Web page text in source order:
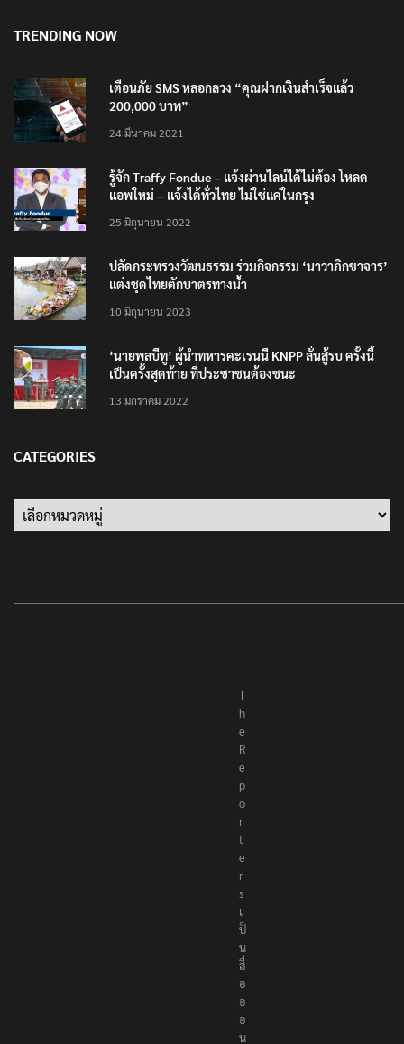
TRENDING NOW
เตือนภัย SMS หลอกลวง “คุณฝากเงินสำเร็จแล้ว
200,000 บาท”
24 มีนาคม 2021
รู้จัก Traffy Fondue – แจ้งผ่านไลน์ได้ไม่ต้อง โหลด
แอพใหม่ – แจ้งได้ทั่วไทย ไม่ใช่แค่ในกรุง
25 มิถุนายน 2022
ปลัดกระทรวงวัฒนธรรม ร่วมกิจกรรม ‘นาวาภิกขาจาร’
แต่งชุดไทยตักบาตรทางน้ำ
10 มิถุนายน 2023
‘นายพลบีทู’ ผู้นำทหารคะเรนนี KNPP ลั่นสู้รบ ครั้งนี้
เป็นครั้งสุดท้าย ที่ประชาชนต้องชนะ
13 มกราคม 2022
CATEGORIES
T
h
e
R
e
p
o
r
t
e
r
s
เ
ป็
น
สื่
อ
อ
อ
น